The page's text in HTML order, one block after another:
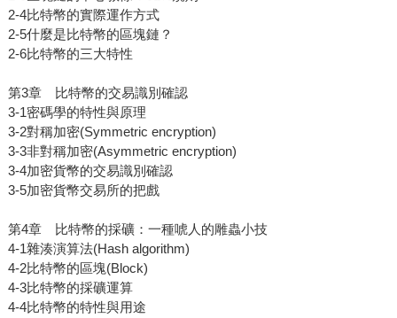
2-4比特幣的實際運作方式
2-5什麼是比特幣的區塊鏈？
2-6比特幣的三大特性
第3章 比特幣的交易識別確認
3-1密碼學的特性與原理
3-2對稱加密(Symmetric encryption)
3-3非對稱加密(Asymmetric encryption)
3-4加密貨幣的交易識別確認
3-5加密貨幣交易所的把戲
第4章 比特幣的採礦：一種唬人的雕蟲小技
4-1雜湊演算法(Hash algorithm)
4-2比特幣的區塊(Block)
4-3比特幣的採礦運算
4-4比特幣的特性與用途